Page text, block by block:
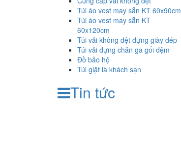
Túi áo vest may sẵn KT 60x90cm
Túi áo vest may sẵn KT
60x120cm
Túi vải không dệt đựng giày dép
Túi vải đựng chăn ga gối đệm
Đồ bảo hộ
Túi giặt là khách sạn
Tin tức